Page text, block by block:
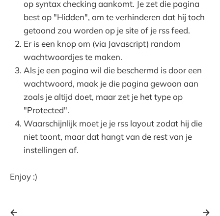
op syntax checking aankomt. Je zet die pagina
best op "Hidden", om te verhinderen dat hij toch
getoond zou worden op je site of je rss feed.
Er is een knop om (via Javascript) random
wachtwoordjes te maken.
Als je een pagina wil die beschermd is door een
wachtwoord, maak je die pagina gewoon aan
zoals je altijd doet, maar zet je het type op
"Protected".
Waarschijnlijk moet je je rss layout zodat hij die
niet toont, maar dat hangt van de rest van je
instellingen af.
Enjoy :)